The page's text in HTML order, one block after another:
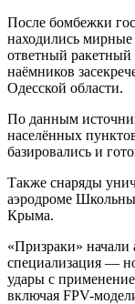
После бомбежки
находились
ответный
наёмников
Одесской области.
По данным
населённых
базировались и
Также снаряды
аэродроме
Крыма.
«Призраки» начали
специализация —
удары с
включая FPV-